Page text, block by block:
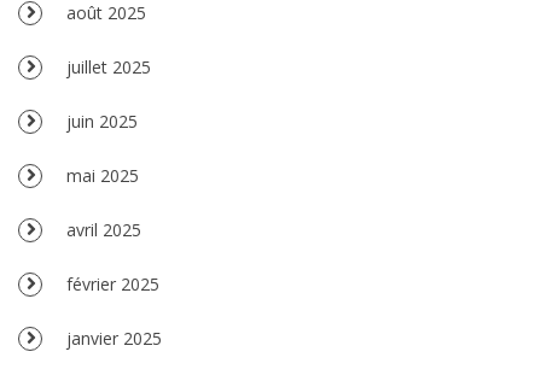
août 2025
juillet 2025
juin 2025
mai 2025
avril 2025
février 2025
janvier 2025